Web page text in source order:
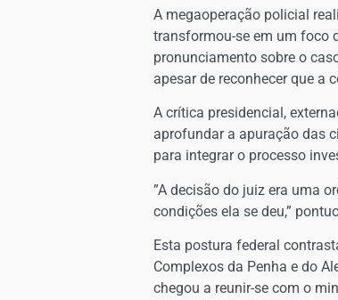
A megaoperação policial
transformou-se em um foco
pronunciamento sobre o
apesar de reconhecer que a
​A crítica presidencial,
aprofundar a apuração das
para integrar o processo
​”A decisão do juiz era uma
condições ela se deu,”
​Esta postura federal
Complexos da Penha e do
chegou a reunir-se com o